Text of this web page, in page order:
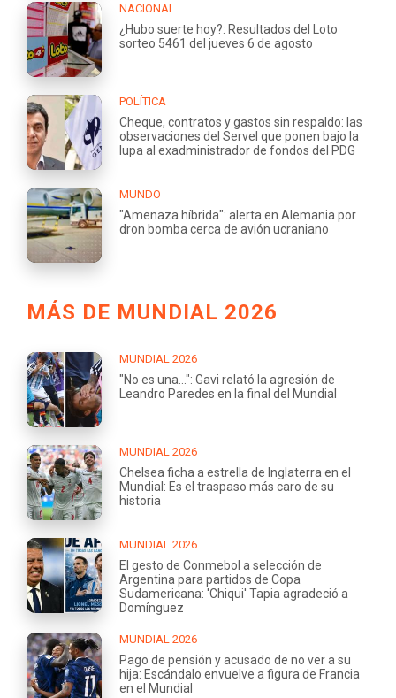
NACIONAL
¿Hubo suerte hoy?: Resultados del Loto
sorteo 5461 del jueves 6 de agosto
POLÍTICA
Cheque, contratos y gastos sin respaldo: las
observaciones del Servel que ponen bajo la
lupa al exadministrador de fondos del PDG
MUNDO
"Amenaza híbrida": alerta en Alemania por
dron bomba cerca de avión ucraniano
MÁS DE MUNDIAL 2026
MUNDIAL 2026
"No es una...": Gavi relató la agresión de
Leandro Paredes en la final del Mundial
MUNDIAL 2026
Chelsea ficha a estrella de Inglaterra en el
Mundial: Es el traspaso más caro de su
historia
MUNDIAL 2026
El gesto de Conmebol a selección de
Argentina para partidos de Copa
Sudamericana: 'Chiqui' Tapia agradeció a
Domínguez
MUNDIAL 2026
Pago de pensión y acusado de no ver a su
hija: Escándalo envuelve a figura de Francia
en el Mundial